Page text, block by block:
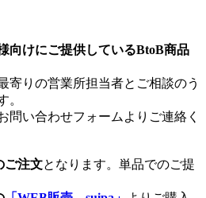
向けにご提供しているBtoB商品
寄りの営業所担当者とご相談のう
。
問い合わせフォームよりご連絡く
ご注文となります。単品でのご提